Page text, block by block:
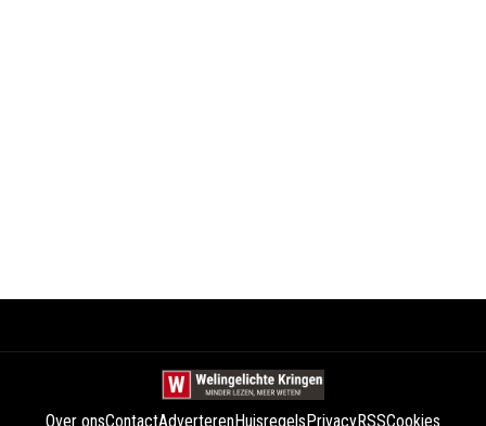
Over onsContactAdverterenHuisregelsPrivacyRSSCookies